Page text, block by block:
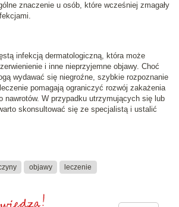
znaczenie u osób, które wcześniej zmagały
infekcją dermatologiczną, która może
i inne nieprzyjemne objawy. Choć
wydawać się niegroźne, szybkie rozpoznanie
pomagają ograniczyć rozwój zakażenia
nawrotów. W przypadku utrzymujących się lub
skonsultować się ze specjalistą i ustalić
objawy leczenie